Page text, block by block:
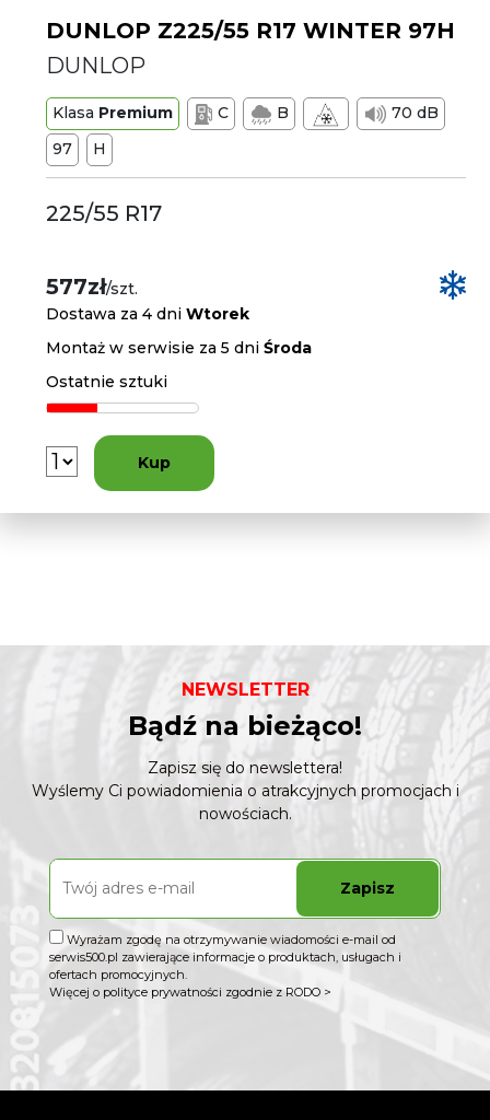
DUNLOP Z225/55 R17 WINTER 97H
DUNLOP
Klasa Premium C B
70 dB
97
H
225/55 R17
577zł/szt.
Dostawa za 4 dniWtorek
Montaż w serwisie za 5 dniŚroda
Ostatnie sztuki
Kup
NEWSLETTER
Bądź na bieżąco!
Zapisz się do newslettera!
Wyślemy Ci powiadomienia o atrakcyjnych promocjach i
nowościach.
Zapisz
Wyrażam zgodę na otrzymywanie wiadomości e-mail od
serwis500.pl zawierające informacje o produktach, usługach i
ofertach promocyjnych.
Więcej o polityce prywatności zgodnie z RODO >